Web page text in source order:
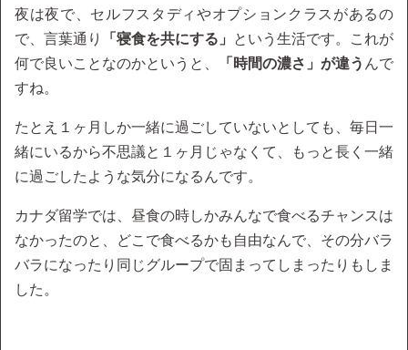
夜は夜で、セルフスタディやオプションクラスがあるの
で、言葉通り
「寝食を共にする」
という生活です。これが
何で良いことなのかというと、
「時間の濃さ」が違う んで
すね。
たとえ１ヶ月しか一緒に過ごしていないとしても、毎日一
緒にいるから不思議と１ヶ月じゃなくて、もっと長く一緒
に過ごしたような気分になるんです。
カナダ留学では、昼食の時しかみんなで食べるチャンスは
なかったのと、どこで食べるかも自由なんで、その分バラ
バラになったり同じグループで固まってしまったりもしま
した。